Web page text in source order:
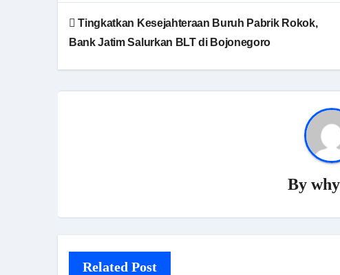
Tingkatkan Kesejahteraan Buruh Pabrik Rokok,
Bank Jatim Salurkan BLT di Bojonegoro
By
Related Post